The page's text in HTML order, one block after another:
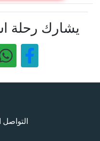
يشارك رحلة